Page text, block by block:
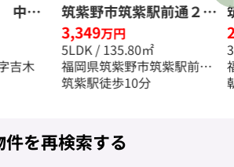
中古
無料
吉木
筑紫野市筑紫駅前通２丁
目 中古一戸建☆仲介手
数料無料☆
3,349万円
5LDK / 135.80㎡
福岡県筑紫野市筑紫駅前通
２丁目
筑紫駅徒歩10分
件を再検索する